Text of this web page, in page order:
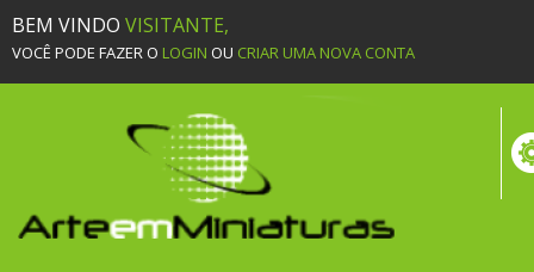
BEM VINDO VISITANTE,
VOCÊ PODE FAZER O LOGIN OU CRIAR UMA NOVA CONTA